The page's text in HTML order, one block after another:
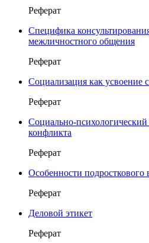
Реферат
Специфика
межличностного общения
Реферат
Социализация как усвоение
Реферат
Социально-
конфликта
Реферат
Особенности подросткового
Реферат
Деловой этикет
Реферат